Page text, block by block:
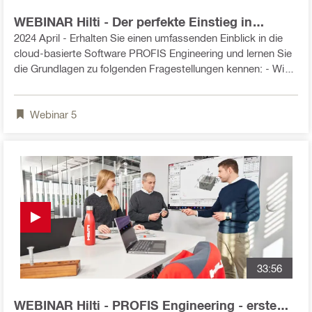
abgebildet werden.
WEBINAR Hilti - Der perfekte Einstieg in
PROFIS Engineering
2024 April - Erhalten Sie einen umfassenden Einblick in die
cloud-basierte Software PROFIS Engineering und lernen Sie
die Grundlagen zu folgenden Fragestellungen kennen: - Wie
Welche Anwendungen sind möglich? - Welche Lizenzmodelle
gibt und welche ist die richtige für mich? - Wie verwalte ich
Webinar 5
33:56
WEBINAR Hilti - PROFIS Engineering - erste